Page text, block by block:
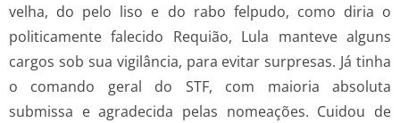
velha, do pelo liso e do rabo felpudo, como diria o
politicamente falecido Requião, Lula manteve alguns
cargos sob sua vigilância, para evitar surpresas. Já tinha
o comando geral do STF, com maioria absoluta
submissa e agradecida pelas nomeações. Cuidou de